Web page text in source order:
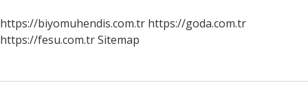
https://biyomuhendis.com.tr https://goda.com.tr
https://fesu.com.trSitemap